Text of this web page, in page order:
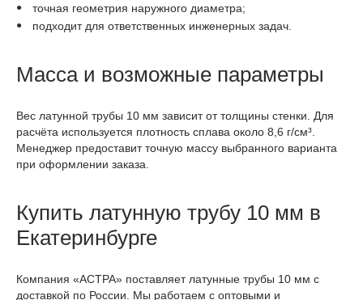
точная геометрия наружного диаметра;
подходит для ответственных инженерных задач.
Масса и возможные параметры
Вес латунной трубы 10 мм зависит от толщины стенки. Для
расчёта используется плотность сплава около 8,6 г/см³.
Менеджер предоставит точную массу выбранного варианта
при оформлении заказа.
Купить латунную трубу 10 мм в
Екатеринбурге
Компания «АСТРА» поставляет латунные трубы 10 мм с
доставкой по России. Мы работаем с оптовыми и